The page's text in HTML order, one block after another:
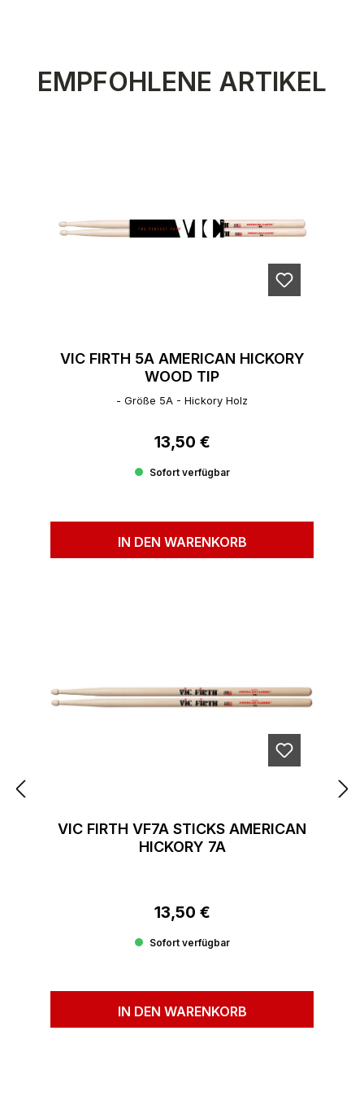
Produktgalerie überspringen
EMPFOHLENE ARTIKEL
VIC FIRTH 5A AMERICAN HICKORY
WOOD TIP
- Größe 5A - Hickory Holz
Regulärer Preis:
13,50 €
Sofort verfügbar
IN DEN WARENKORB
VIC FIRTH VF7A STICKS AMERICAN
HICKORY 7A
Regulärer Preis:
13,50 €
Sofort verfügbar
IN DEN WARENKORB